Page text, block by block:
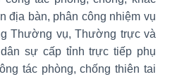
địa bàn, phân công nhiệm vụ
Thường vụ, Thường trực và
sự cấp tỉnh trực tiếp phụ
tác phòng, chống thiên tai